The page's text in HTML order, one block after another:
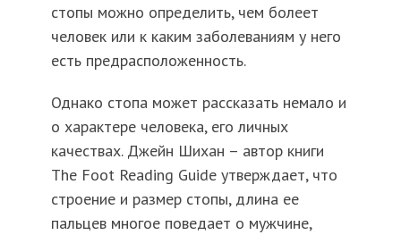
стопы можно определить, чем болеет
человек или к каким заболеваниям у него
есть предрасположенность.
Однако стопа может рассказать немало и
о характере человека, его личных
качествах. Джейн Шихан – автор книги
The Foot Reading Guide утверждает, что
строение и размер стопы, длина ее
пальцев многое поведает о мужчине,